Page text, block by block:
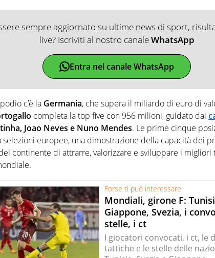
sempre aggiornato su ultime news di sport,
live? Iscriviti al nostro canaleWhatsApp
Entra nel canale WhatsApp
c’è la Germania, che supera il miliardo di euro di
completa la top five con 956 milioni, guidato dai
Joao Neves e Nuno Mendes. Le prime cinque
selezioni europee, una dimostrazione della capacità dei
continente di attrarre, valorizzare e sviluppare i migliori
Forse ti può interessare
Mondiali, girone F:
Giappone, Svezia, i
stelle, i ct
I giocatori convocati, i ct, le
tattiche e le stelle delle